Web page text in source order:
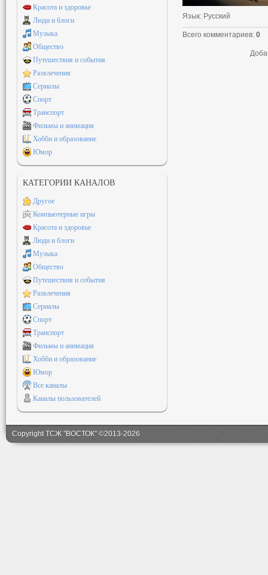
Язык: Русский
Всего комментариев: 0
Красота и здоровье
Люди и блоги
Музыка
Общество
Путешествия и события
Развлечения
Сериалы
Спорт
Транспорт
Фильмы и анимация
Хобби и образование
Юмор
КАТЕГОРИИ КАНАЛОВ
Другое
Компьютерные игры
Красота и здоровье
Люди и блоги
Музыка
Общество
Путешествия и события
Развлечения
Сериалы
Спорт
Транспорт
Фильмы и анимация
Хобби и образование
Юмор
Все каналы
Каналы пользователей
Copyright ТСЖ "ВОСТОК" ©2013-2026